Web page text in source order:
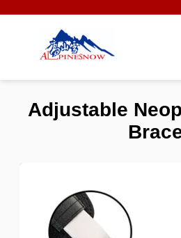
Adjustable